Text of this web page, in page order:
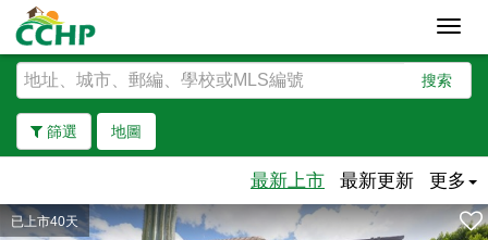
搜索
篩選 地圖
去除邊界
最新上市 最新更新 更多
已上市40天